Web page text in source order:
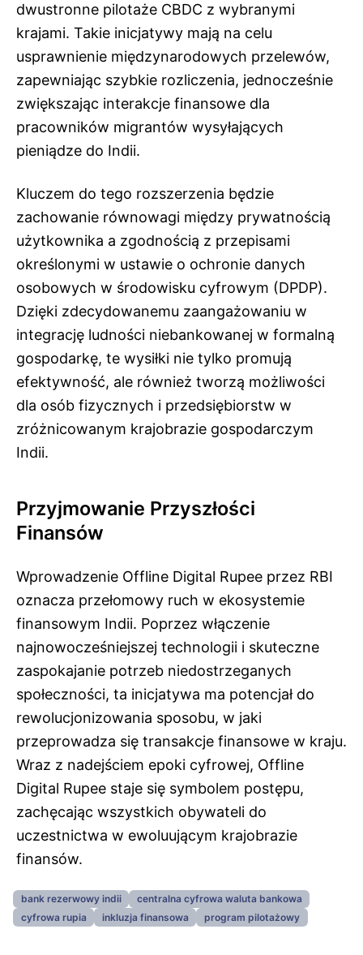
dwustronne pilotaże CBDC z wybranymi
krajami. Takie inicjatywy mają na celu
usprawnienie międzynarodowych przelewów,
zapewniając szybkie rozliczenia, jednocześnie
zwiększając interakcje finansowe dla
pracowników migrantów wysyłających
pieniądze do Indii.
Kluczem do tego rozszerzenia będzie
zachowanie równowagi między prywatnością
użytkownika a zgodnością z przepisami
określonymi w ustawie o ochronie danych
osobowych w środowisku cyfrowym (DPDP).
Dzięki zdecydowanemu zaangażowaniu w
integrację ludności niebankowanej w formalną
gospodarkę, te wysiłki nie tylko promują
efektywność, ale również tworzą możliwości
dla osób fizycznych i przedsiębiorstw w
zróżnicowanym krajobrazie gospodarczym
Indii.
Przyjmowanie Przyszłości
Finansów
Wprowadzenie Offline Digital Rupee przez RBI
oznacza przełomowy ruch w ekosystemie
finansowym Indii. Poprzez włączenie
najnowocześniejszej technologii i skuteczne
zaspokajanie potrzeb niedostrzeganych
społeczności, ta inicjatywa ma potencjał do
rewolucjonizowania sposobu, w jaki
przeprowadza się transakcje finansowe w kraju.
Wraz z nadejściem epoki cyfrowej, Offline
Digital Rupee staje się symbolem postępu,
zachęcając wszystkich obywateli do
uczestnictwa w ewoluującym krajobrazie
finansów.
bank rezerwowy indii
centralna cyfrowa waluta bankowa
cyfrowa rupia
inkluzja finansowa program pilotażowy